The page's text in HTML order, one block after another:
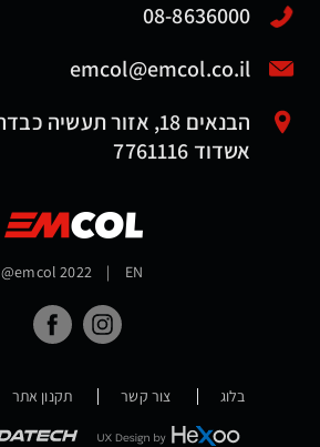
08-8636000
emcol@emcol.co.il
אשדוד 7761116
@emcol 2022 | EN
בלוג צור קשר תקנון אתר